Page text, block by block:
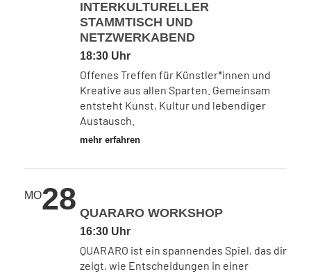
INTERKULTURELLER
STAMMTISCH UND
NETZWERKABEND
18:30 Uhr
Offenes Treffen für Künstler*innen und
Kreative aus allen Sparten. Gemeinsam
entsteht Kunst, Kultur und lebendiger
Austausch.
mehr erfahren
MO28 QUARARO WORKSHOP
16:30 Uhr
QUARARO ist ein spannendes Spiel, das dir
zeigt, wie Entscheidungen in einer